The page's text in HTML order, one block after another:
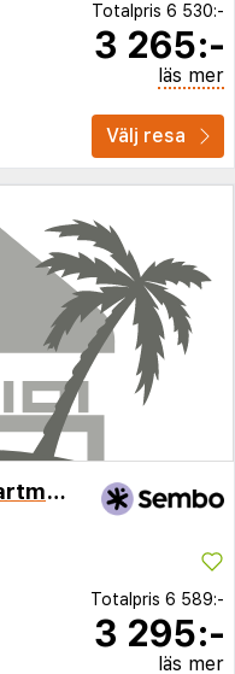
Totalpris 6 530:-
3 265:-
läs mer
Välj resa
Narcissos 'Nissi Beach' apartment C3
Totalpris 6 589:-
3 295:-
läs mer